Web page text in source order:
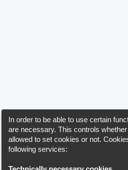
In order to be able to use certain
are necessary. This controls
allowed to set cookies or not.
following services: